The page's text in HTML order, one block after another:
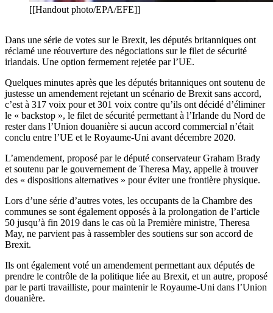
[[Handout photo/EPA/EFE]]
Dans une série de votes sur le Brexit, les députés britanniques ont
réclamé une réouverture des négociations sur le filet de sécurité
irlandais. Une option fermement rejetée par l’UE.
Quelques minutes après que les députés britanniques ont soutenu de
justesse un amendement rejetant un scénario de Brexit sans accord,
c’est à 317 voix pour et 301 voix contre qu’ils ont décidé d’éliminer
le « backstop », le filet de sécurité permettant à l’Irlande du Nord de
rester dans l’Union douanière si aucun accord commercial n’était
conclu entre l’UE et le Royaume-Uni avant décembre 2020.
L’amendement, proposé par le député conservateur Graham Brady
et soutenu par le gouvernement de Theresa May, appelle à trouver
des « dispositions alternatives » pour éviter une frontière physique.
Lors d’une série d’autres votes, les occupants de la Chambre des
communes se sont également opposés à la prolongation de l’article
50 jusqu’à fin 2019 dans le cas où la Première ministre, Theresa
May, ne parvient pas à rassembler des soutiens sur son accord de
Brexit.
Ils ont également voté un amendement permettant aux députés de
prendre le contrôle de la politique liée au Brexit, et un autre, proposé
par le parti travailliste, pour maintenir le Royaume-Uni dans l’Union
douanière.